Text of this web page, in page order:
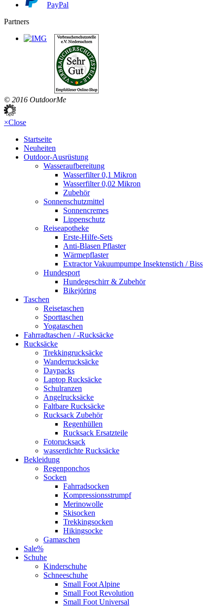
PayPal
Partners
© 2016 OutdoorMe
×Close
Startseite
Neuheiten
Outdoor-Ausrüstung
Wasseraufbereitung
Wasserfilter 0,1 Mikron
Wasserfilter 0,02 Mikron
Zubehör
Sonnenschutzmittel
Sonnencremes
Lippenschutz
Reiseapotheke
Erste-Hilfe-Sets
Anti-Blasen Pflaster
Wärmepflaster
Extractor Vakuumpumpe Insektenstich / Biss
Hundesport
Hundegeschirr & Zubehör
Bikejöring
Taschen
Reisetaschen
Sporttaschen
Yogataschen
Fahrradtaschen / -Rucksäcke
Rucksäcke
Trekkingrucksäcke
Wanderrucksäcke
Daypacks
Laptop Rucksäcke
Schulranzen
Angelrucksäcke
Faltbare Rucksäcke
Rucksack Zubehör
Regenhüllen
Rucksack Ersatzteile
Fotorucksack
wasserdichte Rucksäcke
Bekleidung
Regenponchos
Socken
Fahrradsocken
Kompressionsstrumpf
Merinowolle
Skisocken
Trekkingsocken
Hikingsocke
Gamaschen
Sale%
Schuhe
Kinderschuhe
Schneeschuhe
Small Foot Alpine
Small Foot Revolution
Small Foot Universal